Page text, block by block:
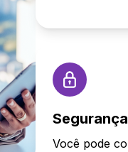
Segurança
Você pode